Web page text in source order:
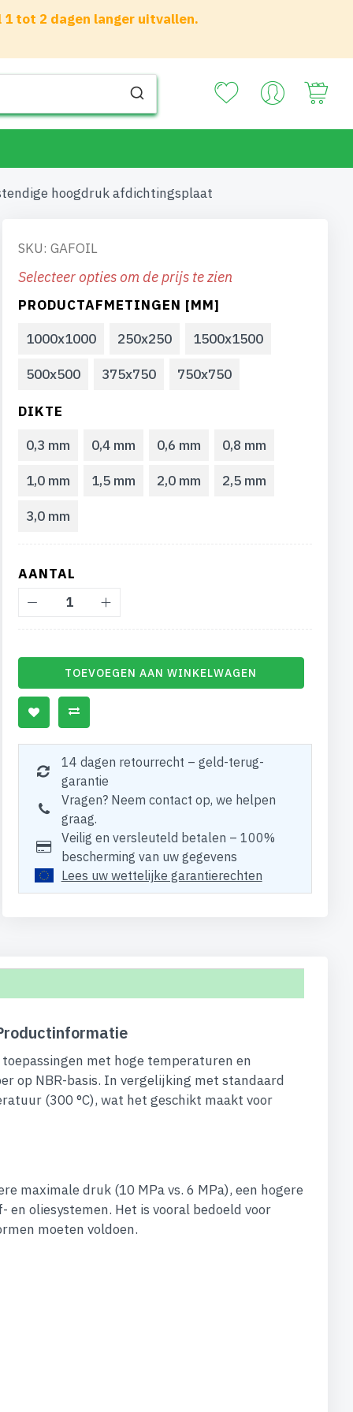
tot 2 dagen langer uitvallen.
hoogdruk afdichtingsplaat
SKU: GAFOIL
Selecteer opties om de prijs te zien
PRODUCTAFMETINGEN [MM]
1000x1000
250x250 1500x1500
500x500 375x750 750x750
DIKTE
0,3 mm
0,4 mm 0,6 mm 0,8 mm
1,0 mm 1,5 mm 2,0 mm 2,5 mm
3,0 mm
AANTAL
TOEVOEGEN AAN WINKELWAGEN
14 dagen retourrecht – geld-terug-
garantie
Vragen? Neem contact op, we helpen
graag.
Veilig en versleuteld betalen – 100%
bescherming van uw gegevens
Lees uw wettelijke garantierechten
met hoge temperaturen en
op NBR-basis. In vergelijking met standaard
(300 °C), wat het geschikt maakt voor
maximale druk (10 MPa vs. 6 MPa), een hogere
oliesystemen. Het is vooral bedoeld voor
moeten voldoen.